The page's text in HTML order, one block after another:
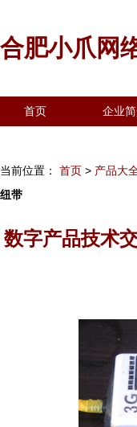
合肥小爪网
首页 企业
当前位置： 首页 > 产品大
纽带
数字产品技术